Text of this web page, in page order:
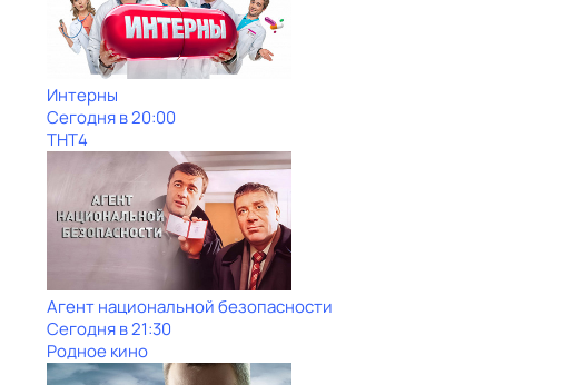
Интерны
Сегодня в 20:00
ТНТ4
Агент национальной безопасности
Сегодня в 21:30
Родное кино